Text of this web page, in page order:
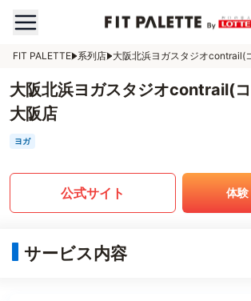
FIT PALETTE 系列店 大阪北浜ヨガスタジオcontrail(
大阪北浜ヨガスタジオcontrail(
大阪店
ヨガ
公式サイト 体
サービス内容